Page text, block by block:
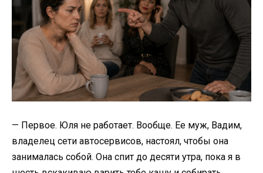
— Первое. Юля не работает. Вообще. Ее муж, Вадим,
владелец сети автосервисов, настоял, чтобы она
занималась собой. Она спит до десяти утра, пока я в